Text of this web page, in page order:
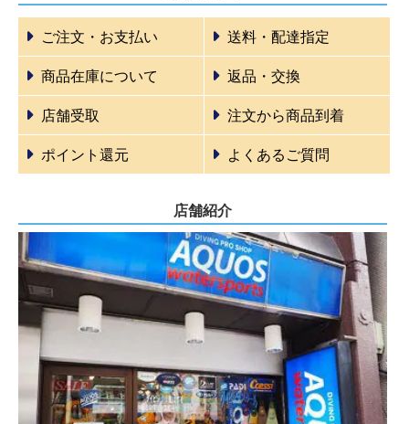
ご注文・お支払い 送料・配達指定
商品在庫について 返品・交換
店舗受取 注文から商品到着
ポイント還元 よくあるご質問
店舗紹介